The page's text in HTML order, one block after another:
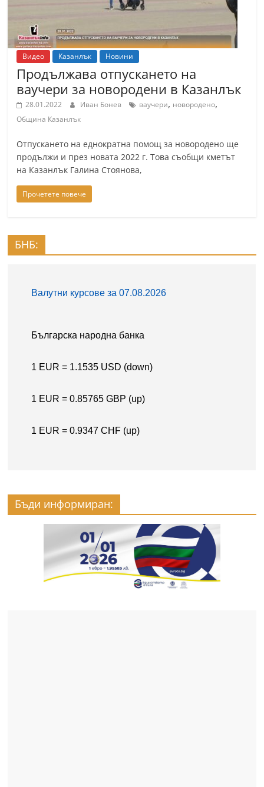
Видео Казанлък Новини
Продължава отпускането на
ваучери за новородени в Казанлък
28.01.2022 Иван Бонев ваучери, новородено,
Община Казанлък
Отпускането на еднократна помощ за новородено ще
продължи и през новата 2022 г. Това съобщи кметът
на Казанлък Галина Стоянова,
Прочетете повече
БНБ:
Бъди информиран: